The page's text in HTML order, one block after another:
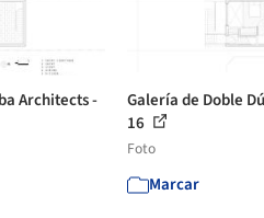
Architects -
Galería de Doble
16
Foto
Marcar